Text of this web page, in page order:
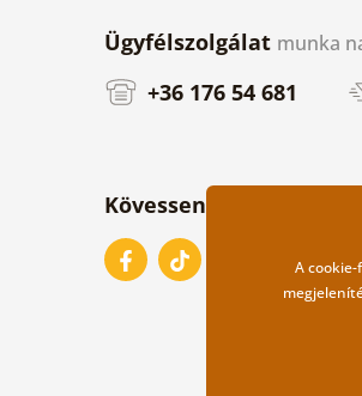
Ügyfélszolgálat munka
+36 176 54 681
Kövessen minket
A